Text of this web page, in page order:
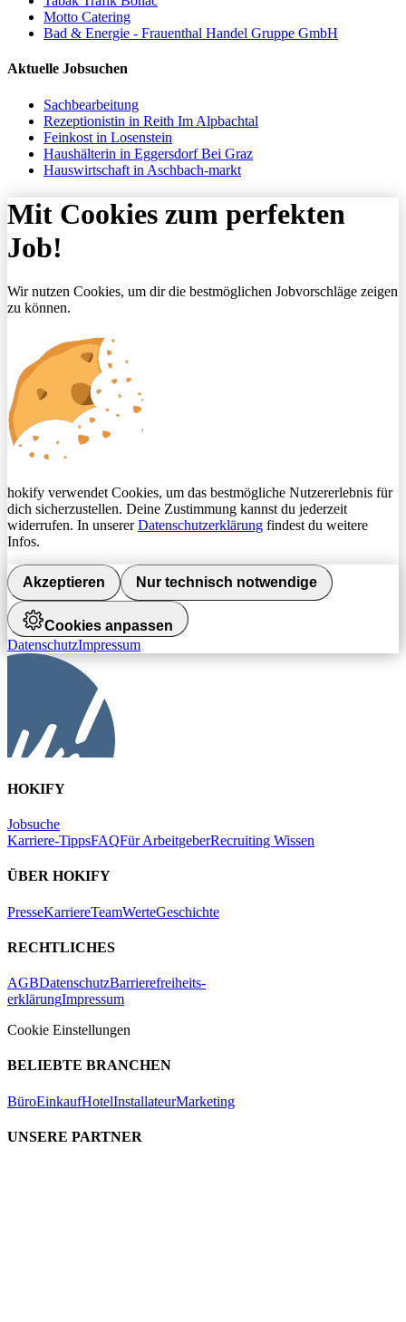
Motto Catering
Bad & Energie - Frauenthal Handel Gruppe GmbH
Aktuelle Jobsuchen
Sachbearbeitung
Rezeptionistin in Reith Im Alpbachtal
Feinkost in Losenstein
Haushälterin in Eggersdorf Bei Graz
Hauswirtschaft in Aschbach-markt
Mit Cookies zum perfekten
Job!
Wir nutzen Cookies, um dir die bestmöglichen Jobvorschläge zeigen
zu können.
hokify verwendet Cookies, um das bestmögliche Nutzererlebnis für
dich sicherzustellen. Deine Zustimmung kannst du jederzeit
widerrufen. In unsererDatenschutzerklärung findest du weitere
Infos.
Akzeptieren Nur technisch notwendige
Cookies anpassen
DatenschutzImpressum
HOKIFY
Jobsuche
Karriere-TippsFAQFür ArbeitgeberRecruiting Wissen
ÜBER HOKIFY
PresseKarriereTeamWerteGeschichte
RECHTLICHES
AGBDatenschutzBarrierefreiheits-
erklärungImpressum
Cookie Einstellungen
BELIEBTE BRANCHEN
BüroEinkaufHotelInstallateurMarketing
UNSERE PARTNER